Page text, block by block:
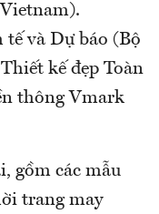
và Dự báo (Bộ
kế đẹp Toàn
thông Vmark
gồm các mẫu
trang may